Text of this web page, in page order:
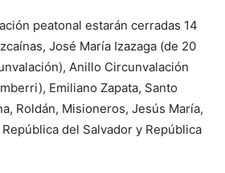
peatonal estarán cerradas 14
José María Izazaga (de 20
Anillo Circunvalación
Emiliano Zapata, Santo
Roldán, Misioneros, Jesús María,
del Salvador y República